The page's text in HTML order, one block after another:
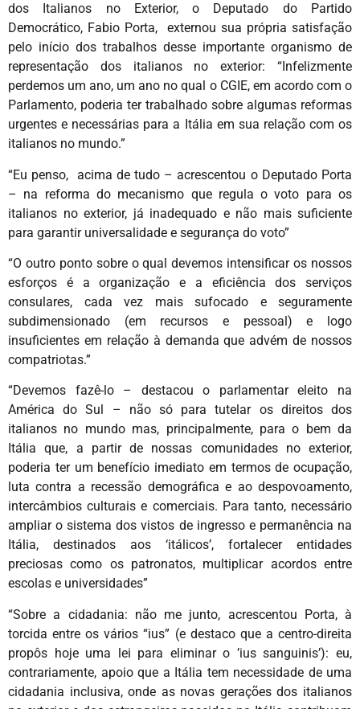
dos Italianos no Exterior, o Deputado do Partido
Democrático, Fabio Porta, externou sua própria satisfação
pelo início dos trabalhos desse importante organismo de
representação dos italianos no exterior: “Infelizmente
perdemos um ano, um ano no qual o CGIE, em acordo com o
Parlamento, poderia ter trabalhado sobre algumas reformas
urgentes e necessárias para a Itália em sua relação com os
italianos no mundo.”
“Eu penso, acima de tudo – acrescentou o Deputado Porta
– na reforma do mecanismo que regula o voto para os
italianos no exterior, já inadequado e não mais suficiente
para garantir universalidade e segurança do voto”
“O outro ponto sobre o qual devemos intensificar os nossos
esforços é a organização e a eficiência dos serviços
consulares, cada vez mais sufocado e seguramente
subdimensionado (em recursos e pessoal) e logo
insuficientes em relação à demanda que advém de nossos
compatriotas.”
“Devemos fazê-lo – destacou o parlamentar eleito na
América do Sul – não só para tutelar os direitos dos
italianos no mundo mas, principalmente, para o bem da
Itália que, a partir de nossas comunidades no exterior,
poderia ter um benefício imediato em termos de ocupação,
luta contra a recessão demográfica e ao despovoamento,
intercâmbios culturais e comerciais. Para tanto, necessário
ampliar o sistema dos vistos de ingresso e permanência na
Itália, destinados aos ‘itálicos’, fortalecer entidades
preciosas como os patronatos, multiplicar acordos entre
escolas e universidades”
“Sobre a cidadania: não me junto, acrescentou Porta, à
torcida entre os vários “ius” (e destaco que a centro-direita
propôs hoje uma lei para eliminar o ’ius sanguinis’): eu,
contrariamente, apoio que a Itália tem necessidade de uma
cidadania inclusiva, onde as novas gerações dos italianos